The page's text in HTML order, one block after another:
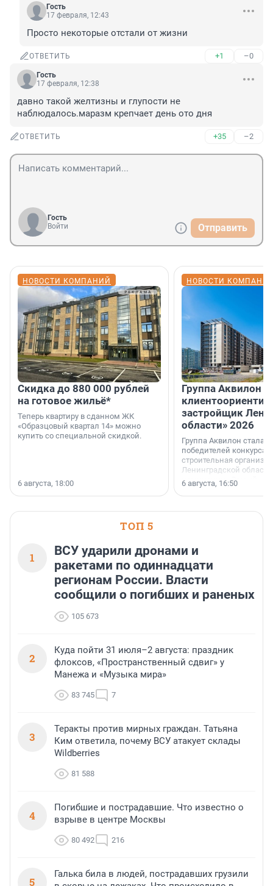
Гость
17 февраля, 12:43
Просто некоторые отстали от жизни
ОТВЕТИТЬ +1 –0
Гость
17 февраля, 12:38
давно такой желтизны и глупости не
наблюдалось.маразм крепчает день ото дня
ОТВЕТИТЬ +35 –2
Гость
Войти
Отправить
НОВОСТИ КОМПАНИЙ
Скидка до 880 000 рублей
на готовое жильё*
Теперь квартиру в сданном ЖК
«Образцовый квартал 14» можно
купить со специальной скидкой.
6 августа, 18:00
НОВОСТИ
Группа Аквилон
застройщик
области» 2026
Группа Аквилон стала
победителей конкурса
строительная
Ленинградской области
номинации «Самый
застройщик
области».
6 августа, 16:50
ТОП 5
1
ВСУ ударили дронами и
ракетами по одиннадцати
регионам России. Власти
сообщили о погибших и раненых
105 673
2
Куда пойти 31 июля–2 августа: праздник
флоксов, «Пространственный сдвиг» у
Манежа и «Музыка мира»
83 745 7
3
Теракты против мирных граждан. Татьяна
Ким ответила, почему ВСУ атакует склады
Wildberries
81 588
4
Погибшие и пострадавшие. Что известно о
взрыве в центре Москвы
80 492 216
5
Галька била в людей, пострадавших грузили